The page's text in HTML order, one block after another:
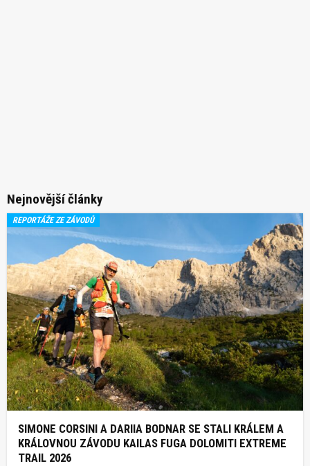
Nejnovější články
REPORTÁŽE ZE ZÁVODŮ
SIMONE CORSINI A DARIIA BODNAR SE STALI KRÁLEM A
KRÁLOVNOU ZÁVODU KAILAS FUGA DOLOMITI EXTREME
TRAIL 2026